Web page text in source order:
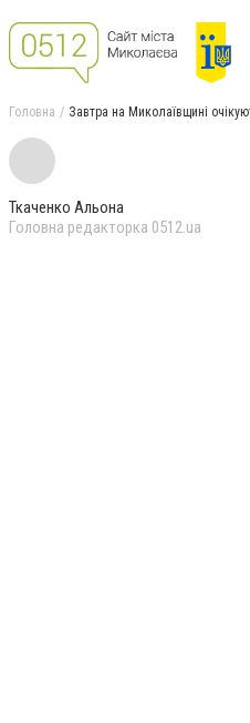
Головна Завтра на Миколаївщині
Ткаченко Альона
Головна редакторка 0512.ua